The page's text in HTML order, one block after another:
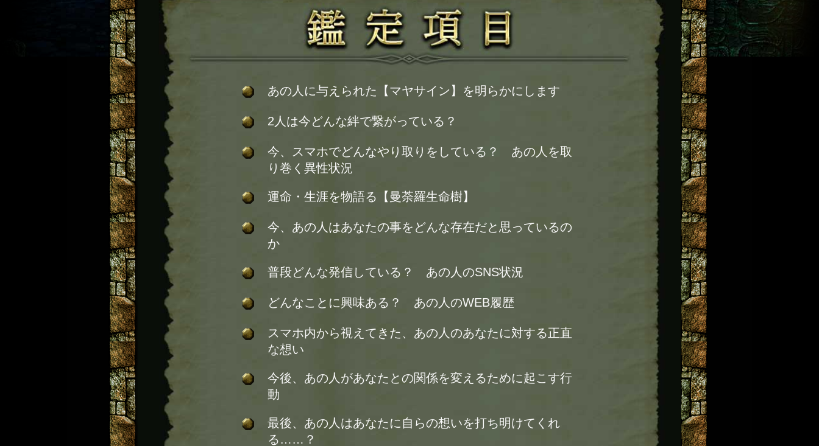
あの人に与えられた【マヤサイン】を明らかにします
2人は今どんな絆で繋がっている？
今、スマホでどんなやり取りをしている？ あの人を取
り巻く異性状況
運命・生涯を物語る【曼荼羅生命樹】
今、あの人はあなたの事をどんな存在だと思っているの
か
普段どんな発信している？ あの人のSNS状況
どんなことに興味ある？ あの人のWEB履歴
スマホ内から視えてきた、あの人のあなたに対する正直
な想い
今後、あの人があなたとの関係を変えるために起こす行
動
最後、あの人はあなたに自らの想いを打ち明けてくれ
る……？